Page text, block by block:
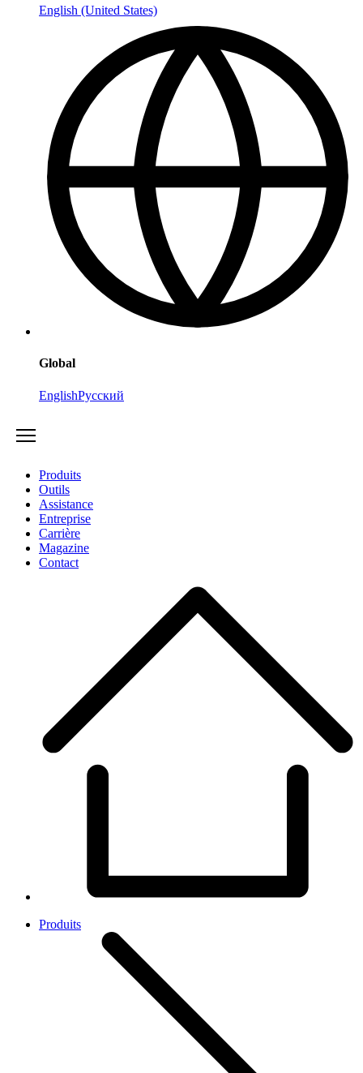
English (United States)
Global
EnglishРусский
Produits
Outils
Assistance
Entreprise
Carrière
Magazine
Contact
Produits